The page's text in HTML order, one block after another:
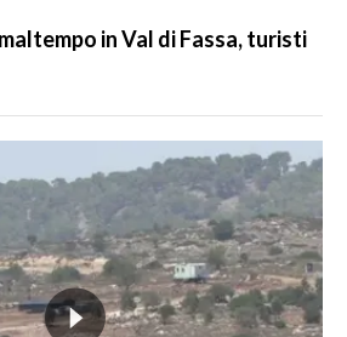
in Val di Fassa, turisti